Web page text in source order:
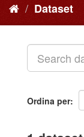
Dataset
Ordina per